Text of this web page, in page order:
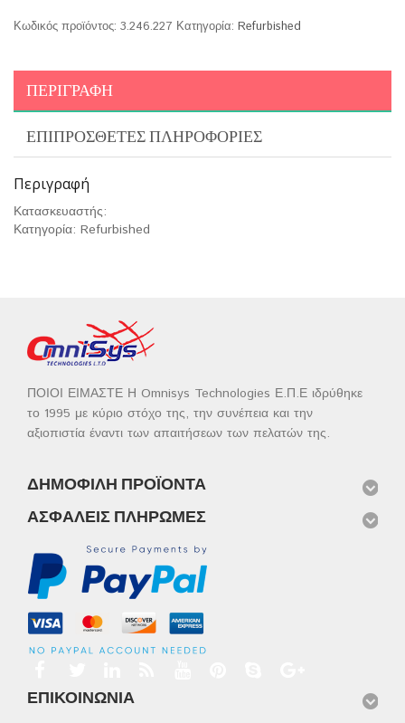
Κωδικός προϊόντος: 3.246.227 Κατηγορία: Refurbished
ΠΕΡΙΓΡΑΦΉ
ΕΠΙΠΡΌΣΘΕΤΕΣ ΠΛΗΡΟΦΟΡΊΕΣ
Περιγραφή
Κατασκευαστής:
Κατηγορία: Refurbished
ΠΟΙΟΙ ΕΙΜΑΣΤΕ Η Omnisys Technologies Ε.Π.Ε ιδρύθηκε
το 1995 με κύριο στόχο της, την συνέπεια και την
αξιοπιστία έναντι των απαιτήσεων των πελατών της.
ΔΗΜΟΦΙΛΉ ΠΡΟΪΌΝΤΑ
ΑΣΦΑΛΕΊΣ ΠΛΗΡΩΜΈΣ
ΕΠΙΚΟΙΝΩΝΊΑ